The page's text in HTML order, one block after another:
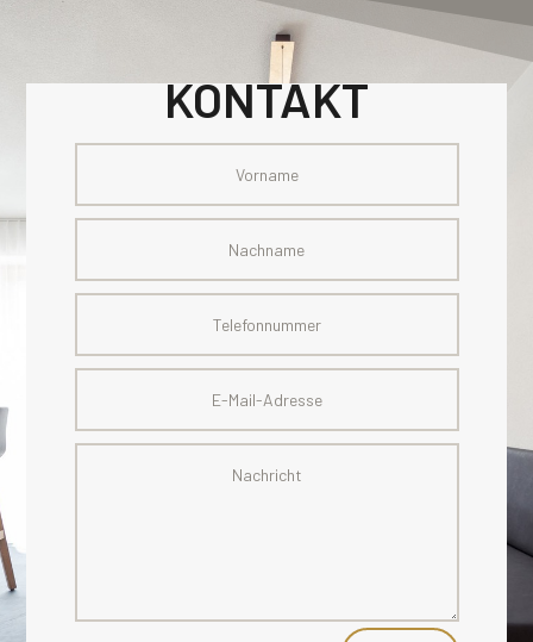
KONTAKT